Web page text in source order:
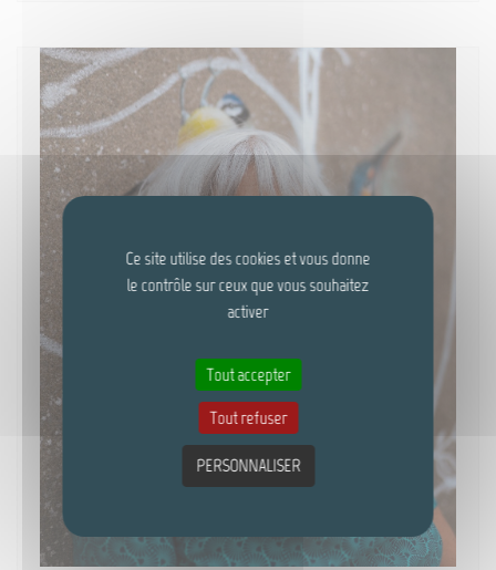
Ce site utilise des cookies et vous donne
le contrôle sur ceux que vous souhaitez
activer
Tout accepter
Tout refuser
PERSONNALISER